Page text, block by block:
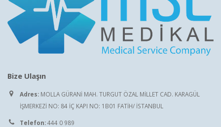
Bize Ulaşın
Adres: MOLLA GÜRANİ MAH. TURGUT ÖZAL MİLLET CAD. KARAGÜL
İŞMERKEZİ NO: 84 İÇ KAPI NO: 1B01 FATİH/ İSTANBUL
Telefon:444 0 989